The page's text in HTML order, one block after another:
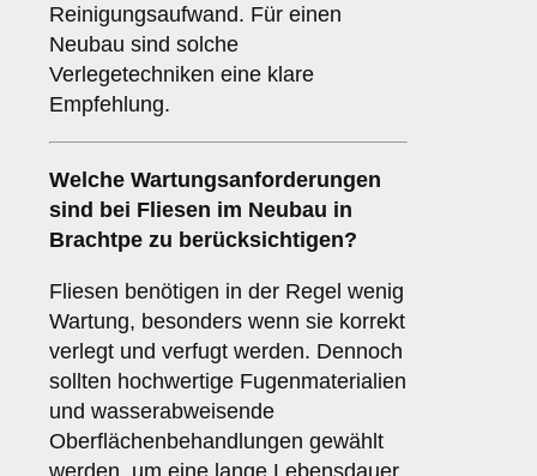
Reinigungsaufwand. Für einen
Neubau sind solche
Verlegetechniken eine klare
Empfehlung.
Welche Wartungsanforderungen
sind bei Fliesen im Neubau in
Brachtpe zu berücksichtigen?
Fliesen benötigen in der Regel wenig
Wartung, besonders wenn sie korrekt
verlegt und verfugt werden. Dennoch
sollten hochwertige Fugenmaterialien
und wasserabweisende
Oberflächenbehandlungen gewählt